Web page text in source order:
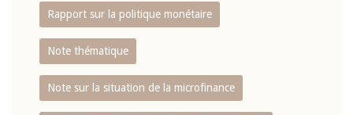
Rapport sur la politique monétaire
Note thématique
Note sur la situation de la microfinance